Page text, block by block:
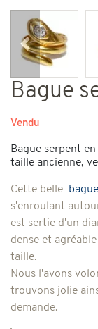
Précédent
Bague
Vendu
Bague serpent
taille ancienne,
Cette belle
s'enroulant
est sertie d'un
dense et
taille.
Nous l'avons
trouvons jolie
demande.